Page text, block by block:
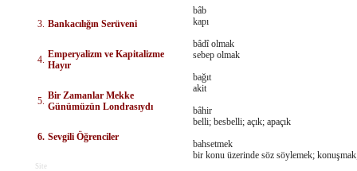
3. Bankacılığın Serüveni
4. Emperyalizm ve Kapitalizme
Hayır
5. Bir Zamanlar Mekke
Günümüzün Londrasıydı
6. Sevgili Öğrenciler
Site
bâb
kapı
bâdî olmak
sebep olmak
bağıt
akit
bâhir
belli; besbelli; açık; apaçık
bahsetmek
bir konu üzerinde söz söylemek;